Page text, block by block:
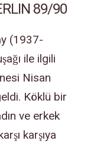
89/90
(1937-
ile ilgili
Nisan
Köklü bir
ve erkek
karşıya